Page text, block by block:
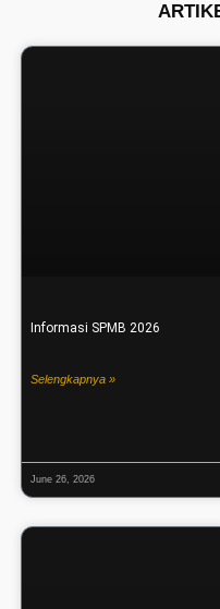
Informasi SPMB 2026
Selengkapnya »
June 26, 2026